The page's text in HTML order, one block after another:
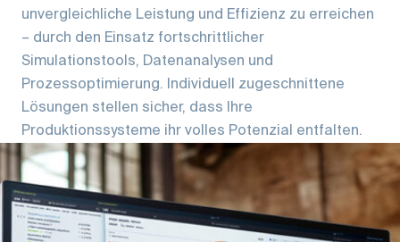
unvergleichliche Leistung und Effizienz zu erreichen
– durch den Einsatz fortschrittlicher
Simulationstools, Datenanalysen und
Prozessoptimierung. Individuell zugeschnittene
Lösungen stellen sicher, dass Ihre
Produktionssysteme ihr volles Potenzial entfalten.